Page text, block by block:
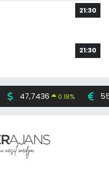
21:30
21:30
47,7436 0.18%